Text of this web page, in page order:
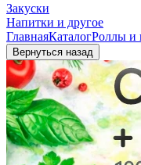
Закуски
Напитки и другое
ГлавнаяКаталогРоллы и
Вернуться назад